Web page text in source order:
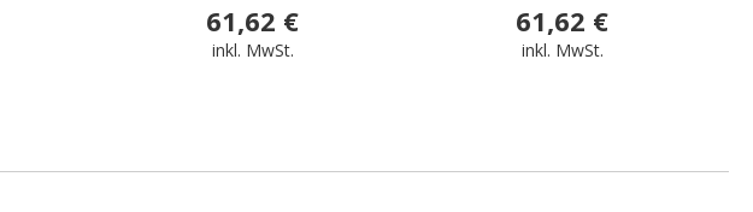
61,62 €
inkl. MwSt.
61,62 €
inkl. MwSt.